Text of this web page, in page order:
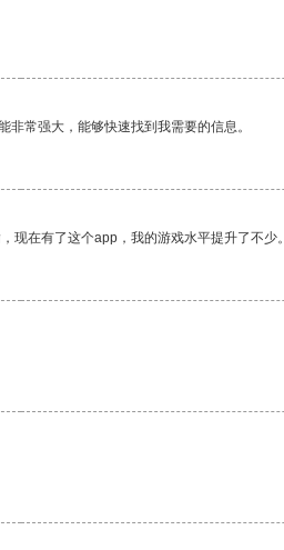
常强大，能够快速找到我需要的信息。
现在有了这个app，我的游戏水平提升了不少。